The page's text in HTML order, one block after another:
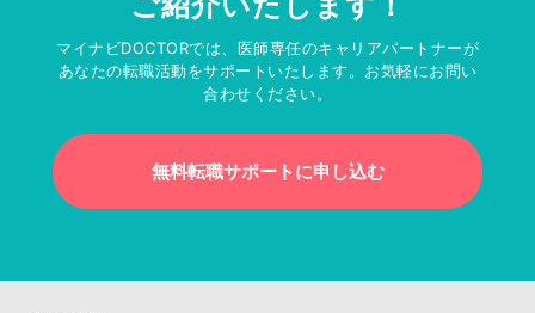
マイナビDOCTORでは、医師専任のキャリアパートナーが
あなたの転職活動をサポートいたします。お気軽にお問い
合わせください。
無料転職サポートに申し込む